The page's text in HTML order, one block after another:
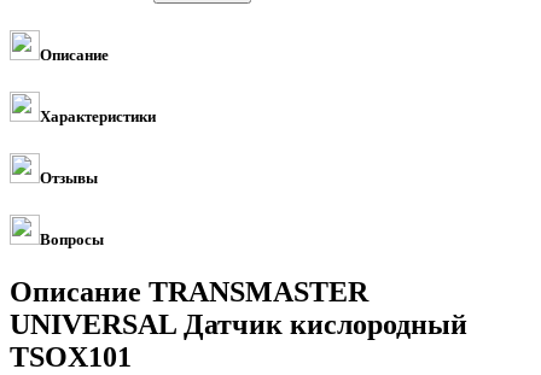
Описание
Характеристики
Отзывы
Вопросы
Описание TRANSMASTER
UNIVERSAL Датчик кислородный
TSOX101